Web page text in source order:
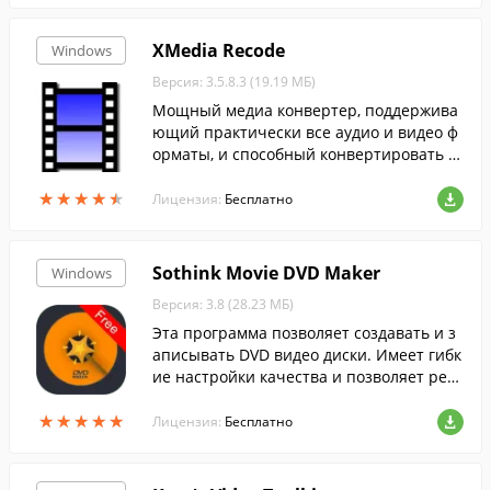
Windows
★★★★★
★★★★★
XMedia Recode
Версия: 3.5.8.3 (19.19 МБ)
Мощный медиа конвертер, поддержива
ющий практически все аудио и видео ф
орматы, и способный конвертировать D
Лицензия: Бесплатно
Windows
★★★★★
★★★★★
Sothink Movie DVD Maker
Версия: 3.8 (28.23 МБ)
Эта программа позволяет создавать и з
аписывать DVD видео диски. Имеет гибк
ие настройки качества и позволяет ред
Лицензия: Бесплатно